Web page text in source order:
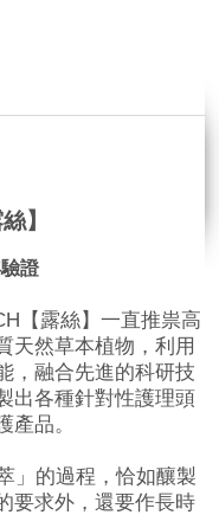
】
證
【露絲】一直推祟高
天然草本植物，利用
，融合先進的科研技
出各種針對性護理頭
產品。
」的過程，恰如釀製
要求外，還要作長時